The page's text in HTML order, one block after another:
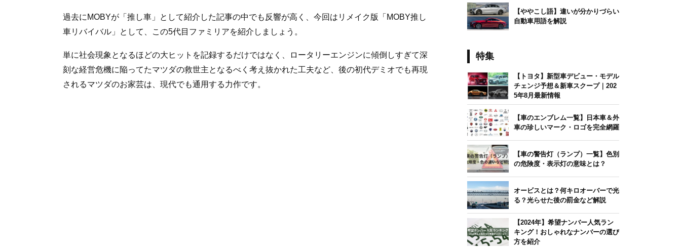
過去にMOBYが「推し車」として紹介した記事の中でも反響が高く、今回はリメイク版「MOBY推し
車リバイバル」として、この5代目ファミリアを紹介しましょう。
単に社会現象となるほどの大ヒットを記録するだけではなく、ロータリーエンジンに傾倒しすぎて深
刻な経営危機に陥ってたマツダの救世主となるべく考え抜かれた工夫など、後の初代デミオでも再現
されるマツダのお家芸は、現代でも通用する力作です。
【ややこし語】違いが分かりづらい
自動車用語を解説
特集
【トヨタ】新型車デビュー・モデル
チェンジ予想＆新車スクープ｜202
5年8月最新情報
【車のエンブレム一覧】日本車＆外
車の珍しいマーク・ロゴを完全網羅
【車の警告灯（ランプ）一覧】色別
の危険度・表示灯の意味とは？
オービスとは？何キロオーバーで光
る？光らせた後の罰金など解説
【2024年】希望ナンバー人気ラン
キング！おしゃれなナンバーの選び
方を紹介